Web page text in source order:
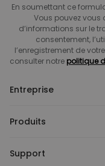
En soumettant ce
Vous pouvez vous
d’informations sur le
consentement,
l’enregistrement de
consulter notre politique
Entreprise
Produits
Support